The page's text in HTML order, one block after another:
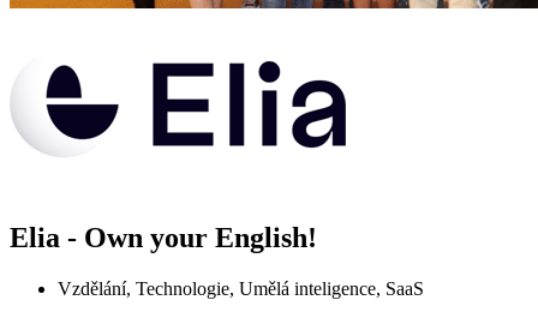
Elia - Own your English!
Vzdělání, Technologie, Umělá inteligence, SaaS